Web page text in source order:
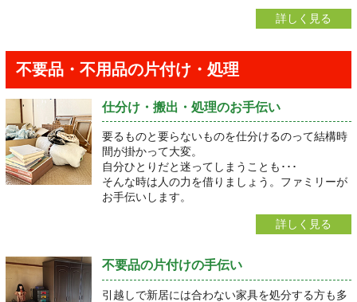
詳しく見る
不要品・不用品の片付け・処理
仕分け・搬出・処理のお手伝い
要るものと要らないものを仕分けるのって結構時
間が掛かって大変。
自分ひとりだと迷ってしまうことも･･･
そんな時は人の力を借りましょう。ファミリーが
お手伝いします。
詳しく見る
不要品の片付けの手伝い
引越しで新居には合わない家具を処分する方も多